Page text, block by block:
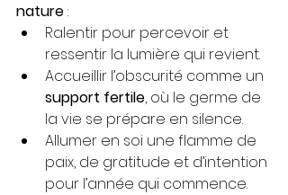
nature :
Ralentir pour percevoir et
ressentir la lumière qui revient.
Accueillir l’obscurité comme un
support fertile, où le germe de
la vie se prépare en silence.
Allumer en soi une flamme de
paix, de gratitude et d’intention
pour l’année qui commence.